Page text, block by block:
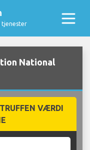
tjenester
National
VÆRDI